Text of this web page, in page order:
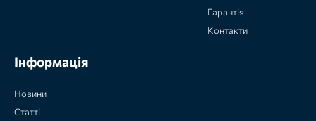
Гарантія
Контакти
Інформація
Новини
Статті